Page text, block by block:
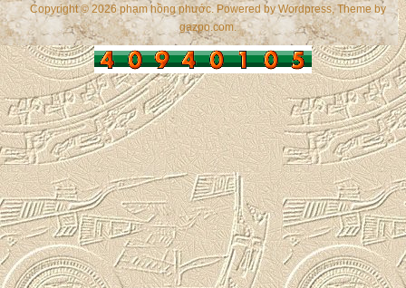
Copyright © 2026 phạm hồng phước. Powered byWordpress, Theme by
gazpo.com.